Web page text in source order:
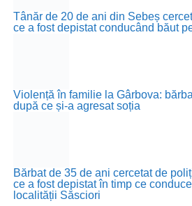
Tânăr de 20 de ani din Sebeș
ce a fost depistat conducând băut
Violență în familie la Gârbova:
după ce și-a agresat soția
Bărbat de 35 de ani cercetat de
ce a fost depistat în timp ce
localității Săsciori